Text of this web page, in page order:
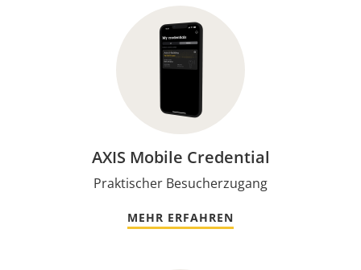
AXIS Mobile Credential
Praktischer Besucherzugang
MEHR ERFAHREN